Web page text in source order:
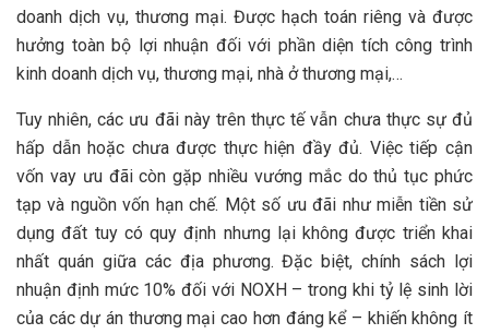
doanh dịch vụ, thương mại. Được hạch toán riêng và được
hưởng toàn bộ lợi nhuận đối với phần diện tích công trình
kinh doanh dịch vụ, thương mại, nhà ở thương mại,…
Tuy nhiên, các ưu đãi này trên thực tế vẫn chưa thực sự đủ
hấp dẫn hoặc chưa được thực hiện đầy đủ. Việc tiếp cận
vốn vay ưu đãi còn gặp nhiều vướng mắc do thủ tục phức
tạp và nguồn vốn hạn chế. Một số ưu đãi như miễn tiền sử
dụng đất tuy có quy định nhưng lại không được triển khai
nhất quán giữa các địa phương. Đặc biệt, chính sách lợi
nhuận định mức 10% đối với NOXH – trong khi tỷ lệ sinh lời
của các dự án thương mại cao hơn đáng kể – khiến không ít